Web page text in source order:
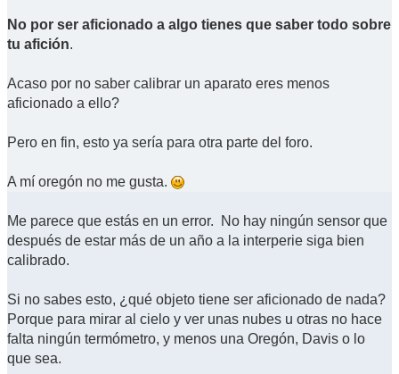
No por ser aficionado a algo tienes que saber todo sobre
tu afición.
Acaso por no saber calibrar un aparato eres menos
aficionado a ello?
Pero en fin, esto ya sería para otra parte del foro.
A mí oregón no me gusta.
Me parece que estás en un error. No hay ningún sensor que
después de estar más de un año a la interperie siga bien
calibrado.
Si no sabes esto, ¿qué objeto tiene ser aficionado de nada?
Porque para mirar al cielo y ver unas nubes u otras no hace
falta ningún termómetro, y menos una Oregón, Davis o lo
que sea.